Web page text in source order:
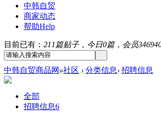
中韩自贸
商家动态
帮助Help
目前已有： 211篇贴子，今日0篇，会员
中韩自贸商品网 »社区 › 分类信息› 招聘信息
全部
招聘信息6